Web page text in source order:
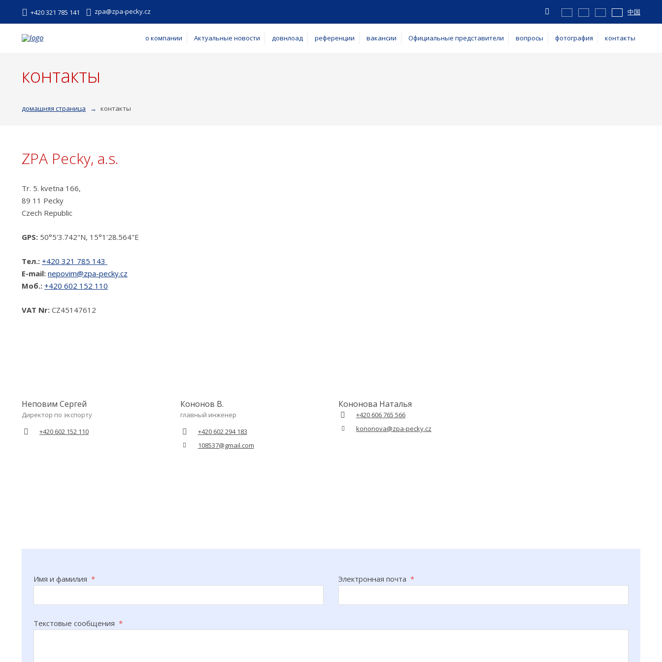
+420 321 785 141 zpa@zpa-pecky.cz Vyhledávání 中国
о компании Актуальные новости довнлоад референции вакансии Официальные представители вопросы фотография контакты
контакты
домашняя страница контакты
ZPA Pecky, a.s.
Tr. 5. kvetna 166,
89 11 Pecky
Czech Republic
GPS: 50°5'3.742"N, 15°1'28.564"E
Тел.: +420 321 785 143
E-mail: nepovim@zpa-pecky.cz
Mоб.: +420 602 152 110
VAT Nr: CZ45147612
Неповим Сергей
Директор по экспорту
+420 602 152 110
Кононов В.
главный инженер
+420 602 294 183
108537@gmail.com
Кононова Наталья
+420 606 765 566
kononova@zpa-pecky.cz
Имя и фамилия * Электронная почта *
Текстовые сообщения *